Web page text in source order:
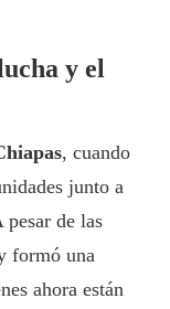
y el
, cuando
junto a
pesar de las
formó una
ahora están